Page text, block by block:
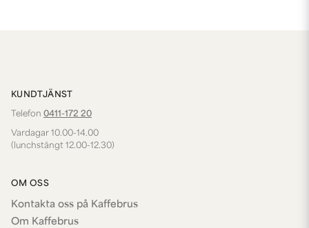
KUNDTJÄNST
Telefon 0411-172 20
Vardagar 10.00-14.00
(lunchstängt 12.00-12.30)
OM OSS
Kontakta oss på Kaffebrus
Om Kaffebrus